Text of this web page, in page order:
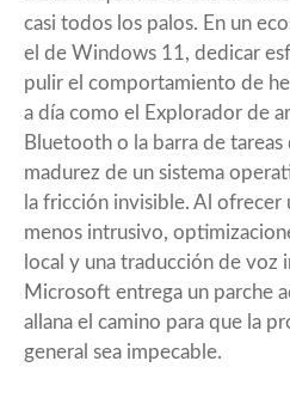
casi todos los palos. En un
el de Windows 11, dedicar
pulir el comportamiento de
a día como el Explorador de
Bluetooth o la barra de tareas
madurez de un sistema
la fricción invisible. Al ofrecer
menos intrusivo,
local y una traducción de voz
Microsoft entrega un parche
allana el camino para que la
general sea impecable.